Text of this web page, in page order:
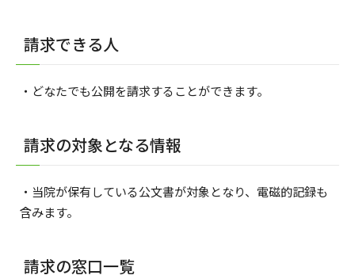
請求できる人
・どなたでも公開を請求することができます。
請求の対象となる情報
・当院が保有している公文書が対象となり、電磁的記録も
含みます。
請求の窓口一覧